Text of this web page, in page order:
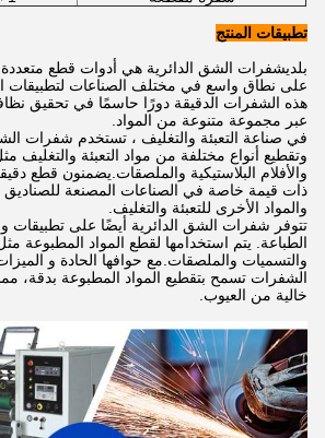
تطبيقات المنتج
بلديشفرات الشق الدائرية هي أدوات قطع
على نطاق واسع في مختلف الصناعات لتطبيقات
هذه الشفرات الدقيقة دورًا حاسمًا في تحقيق
عبر مجموعة متنوعة من المواد.
في صناعة التعبئة والتغليف ، تستخدم شفرات
وتقطيع أنواع مختلفة من مواد التعبئة والتغليف
والأفلام البلاستيكية والملصقات.يضمنون قطع
ذات قيمة خاصة في الصناعات المصنعة للصناديق
والمواد الأخرى للتعبئة والتغليف.
تتوفر شفرات الشق الدائرية أيضًا على
الطباعة. يتم استخدامها لقطع المواد المطبوعة
والتسميات والملصقات.مع حوافها الحادة و
الشفرات تسمح بتقطيع المواد المطبوعة بدقة،
خالية من العيوب.